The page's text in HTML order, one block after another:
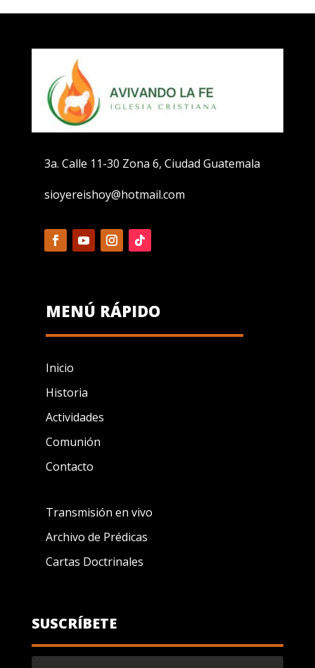
3a. Calle 11-30 Zona 6, Ciudad Guatemala
sioyereishoy@hotmail.com
MENÚ RÁPIDO
Inicio
Historia
Actividades
Comunión
Contacto
Transmisión en vivo
Archivo de Prédicas
Cartas Doctrinales
SUSCRÍBETE